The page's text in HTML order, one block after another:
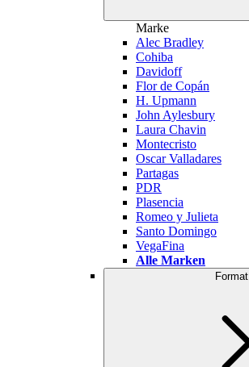
Marke
Alec Bradley
Cohiba
Davidoff
Flor de Copán
H. Upmann
John Aylesbury
Laura Chavin
Montecristo
Oscar Valladares
Partagas
PDR
Plasencia
Romeo y Julieta
Santo Domingo
VegaFina
Alle Marken
Format